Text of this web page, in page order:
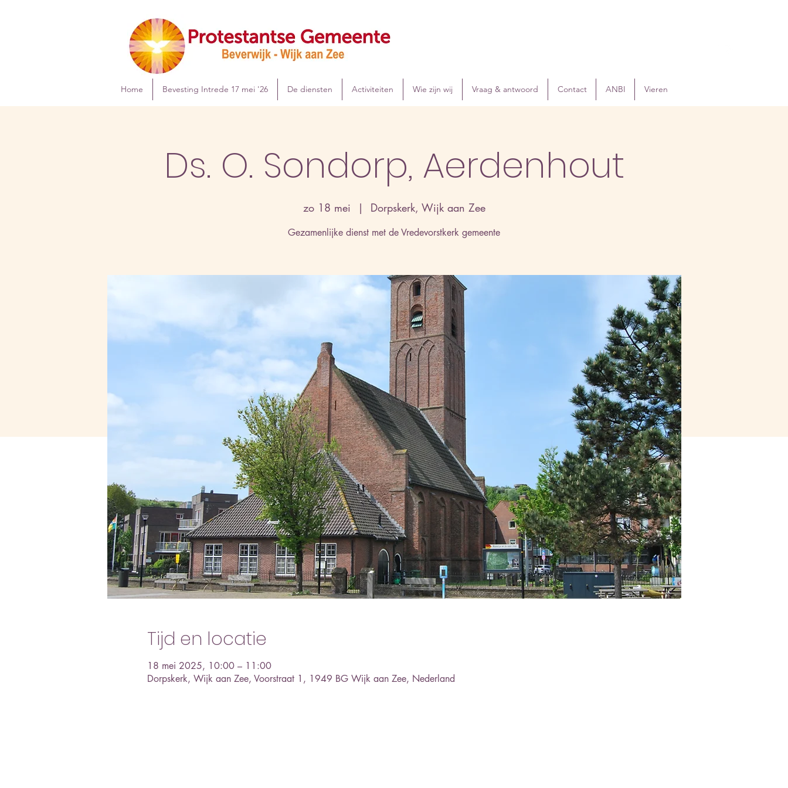
Home Bevesting Intrede 17 mei '26 De diensten Activiteiten Wie zijn wij Vraag & antwoord Contact ANBI Vieren
Ds. O. Sondorp, Aerdenhout
zo 18 mei
  |
Dorpskerk, Wijk aan Zee
Gezamenlijke dienst met de Vredevorstkerk gemeente
Tijd en locatie
18 mei 2025, 10:00 – 11:00
Dorpskerk, Wijk aan Zee, Voorstraat 1, 1949 BG Wijk aan Zee, Nederland